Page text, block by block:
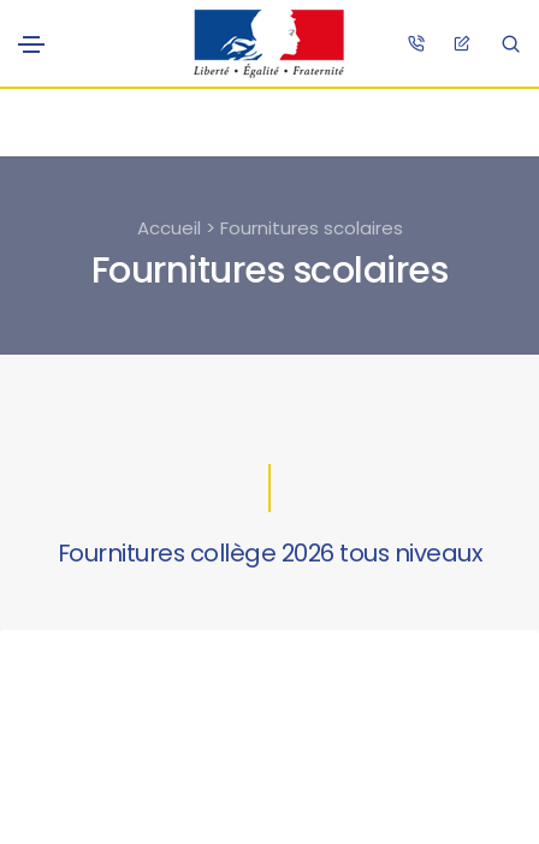
Accueil > Fournitures scolaires
Fournitures scolaires
Fournitures collège 2026 tous niveaux